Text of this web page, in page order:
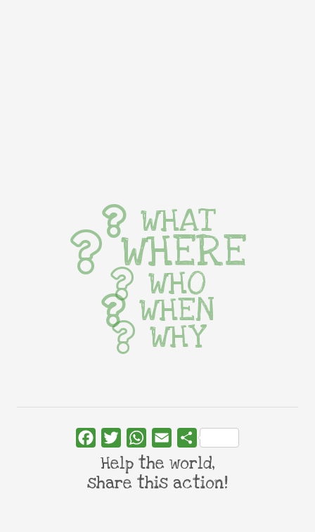
WHAT
WHERE
WHO
WHEN
WHY
FacebookTwitterWhatsApp
Email Share
Help the world,
share this action!